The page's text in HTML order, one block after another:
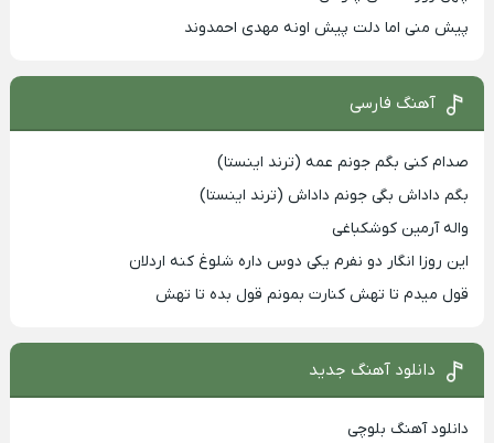
پیش منی اما دلت پیش اونه مهدی احمدوند
آهنگ فارسی
صدام کنی بگم جونم عمه (ترند اینستا)
بگم داداش بگی جونم داداش (ترند اینستا)
واله آرمین کوشکباغی
این روزا انگار دو نفرم یکی دوس داره شلوغ کنه اردلان
قول میدم تا تهش کنارت بمونم قول بده تا تهش
دانلود آهنگ جدید
دانلود آهنگ بلوچی